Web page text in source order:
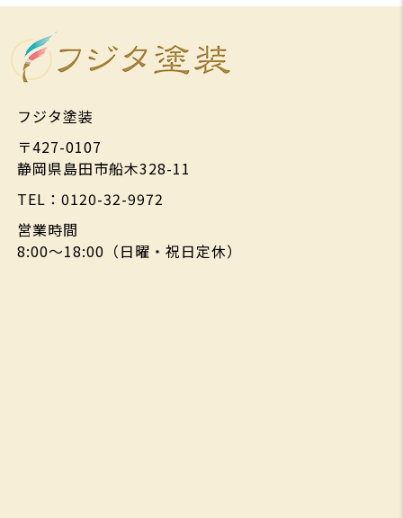
フジタ塗装
〒427-0107
静岡県島田市船木328-11
TEL：0120-32-9972
営業時間
8:00～18:00（日曜・祝日定休）